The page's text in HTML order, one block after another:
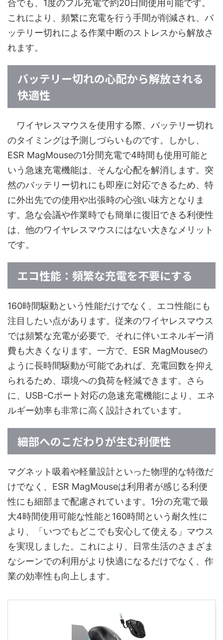
合でも、1度のフル充電で約20日間使用可能です。
これにより、頻繁に充電を行う手間が削減され、バ
ッテリー切れによる作業中断のストレスから解放さ
れます。
バッテリー切れの心配から解放される
快適性
ワイヤレスマウスを使用する際、バッテリー切れ
のタイミングは予測しづらいものです。しかし、
ESR MagMouseの1分間充電で4時間も使用可能と
いう急速充電機能は、そんな心配を解消します。突
然のバッテリー切れにも即座に対応できるため、特
に外出先での使用や出張時の心強い味方となりま
す。急な会議や作業時でも簡単に復旧できる利便性
は、他のワイヤレスマウスにはない大きなメリット
です。
エコ性能：頻繁な充電を不要にする
160時間駆動という性能だけでなく、エコ性能にも
注目したい点があります。従来のワイヤレスマウス
では頻繁な充電が必要で、それに伴いエネルギー消
費も大きくなります。一方で、ESR MagMouseの
ように長時間駆動が可能であれば、充電回数を抑え
られるため、環境への負荷を軽減できます。さら
に、USB-Cポート対応の急速充電機能により、エネ
ルギー効率も非常に高く設計されています。
細部へのこだわりが生む利便性
マグネット吸着や軽量設計といった物理的な特徴だ
けでなく、ESR MagMouseは利用者が感じる利便
性にも細部まで配慮されています。1分の充電で最
大4時間使用可能な性能と160時間という耐久性に
より、「いつでもどこでも安心して使える」マウス
を実現しました。これにより、日常生活のさまざま
なシーンでの利用がより快適になるだけでなく、作
業の効率性も向上します。